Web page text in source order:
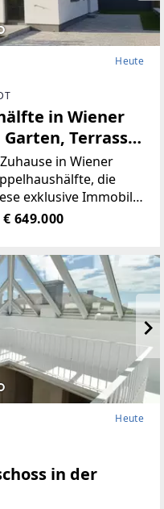
Heute
in Wiener
Terrasse,
in Wiener
die
exklusive Immobilie
140 m²
aus
€ 649.000
Heute
in der